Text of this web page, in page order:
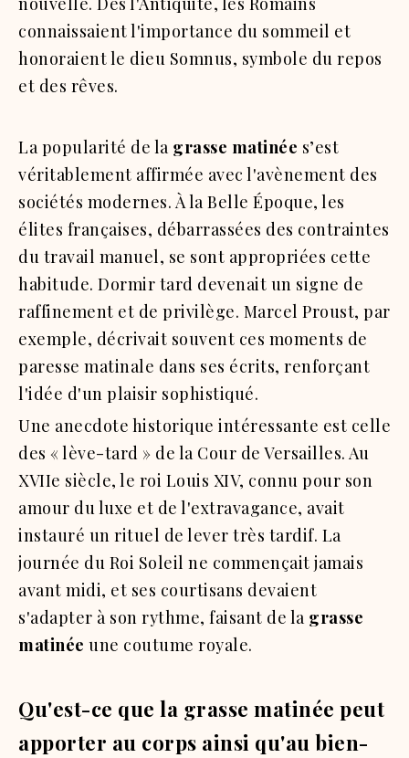
connaissaient l'importance du sommeil et
honoraient le dieu Somnus, symbole du repos
et des rêves.
La popularité de la grasse matinée s’est
véritablement affirmée avec l'avènement des
sociétés modernes. À la Belle Époque, les
élites françaises, débarrassées des contraintes
du travail manuel, se sont appropriées cette
habitude. Dormir tard devenait un signe de
raffinement et de privilège. Marcel Proust, par
exemple, décrivait souvent ces moments de
paresse matinale dans ses écrits, renforçant
l'idée d'un plaisir sophistiqué.
Une anecdote historique intéressante est celle
des « lève-tard » de la Cour de Versailles. Au
XVIIe siècle, le roi Louis XIV, connu pour son
amour du luxe et de l'extravagance, avait
instauré un rituel de lever très tardif. La
journée du Roi Soleil ne commençait jamais
avant midi, et ses courtisans devaient
s'adapter à son rythme, faisant de la grasse
matinée une coutume royale.
Qu'est-ce que la grasse matinée peut
apporter au corps ainsi qu'au bien-